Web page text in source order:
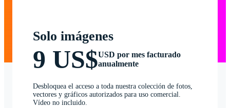
Solo imágenes
9 US$USD por mes facturado
anualmente
Desbloquea el acceso a toda nuestra colección de fotos,
vectores y gráficos autorizados para uso comercial.
Vídeo no incluido.